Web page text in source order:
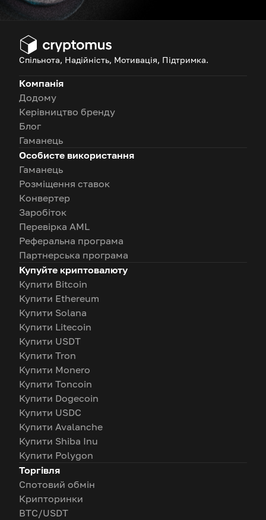
Спільнота, Надійність, Мотивація, Підтримка.
Компанія
Додому
Керівництво бренду
Блог
Гаманець
Особисте використання
Гаманець
Розміщення ставок
Конвертер
Заробіток
Перевірка AML
Реферальна програма
Партнерська програма
Купуйте криптовалюту
Купити Bitcoin
Купити Ethereum
Купити Solana
Купити Litecoin
Купити USDT
Купити Tron
Купити Monero
Купити Toncoin
Купити Dogecoin
Купити USDC
Купити Avalanche
Купити Shiba Inu
Купити Polygon
Торгівля
Спотовий обмін
Крипторинки
BTC/USDT